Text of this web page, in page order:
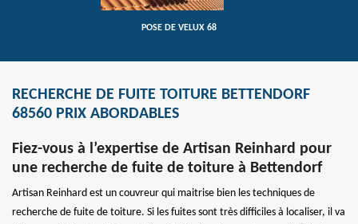
POSE DE VELUX 68
RECHERCHE DE FUITE TOITURE BETTENDORF
68560 PRIX ABORDABLES
Fiez-vous à l’expertise de Artisan Reinhard pour
une recherche de fuite de toiture à Bettendorf
Artisan Reinhard est un couvreur qui maitrise bien les techniques de
recherche de fuite de toiture. Si les fuites sont très difficiles à localiser, il va